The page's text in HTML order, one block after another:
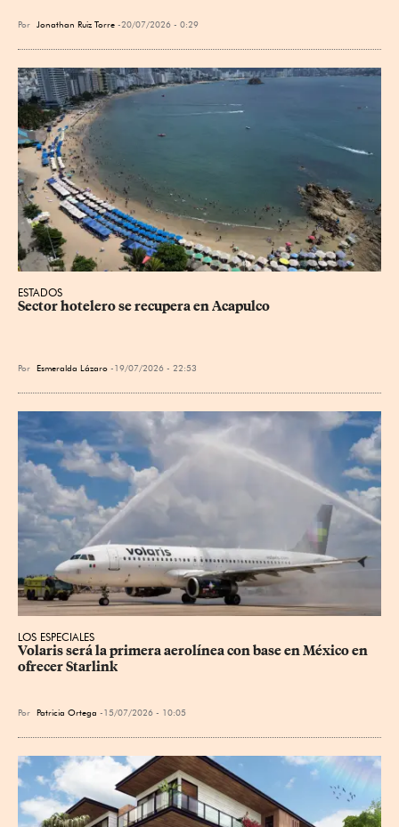
Por Jonathan Ruiz Torre 20/07/2026 - 0:29
ESTADOS
Sector hotelero se recupera en Acapulco
Por Esmeralda Lázaro 19/07/2026 - 22:53
LOS ESPECIALES
Volaris será la primera aerolínea con base en México en
ofrecer Starlink
Por Patricia Ortega 15/07/2026 - 10:05